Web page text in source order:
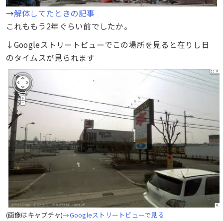
→解体してたときの記事
これももう2年ぐらい前でしたか。
↓Googleストリートビューでこの場所を見ると在りし日
のタイムスが見られます
(画像はキャプチャ)→Googleストリートビューで見る